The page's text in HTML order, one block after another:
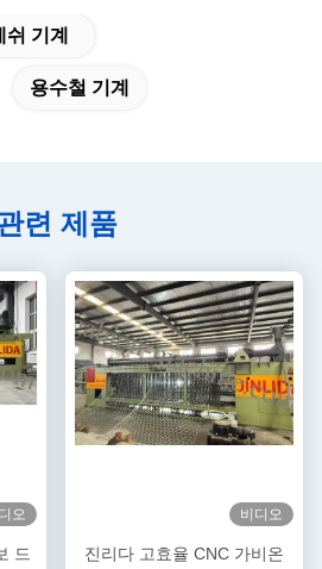
기계
용수철 기계
련 제품
오
드
비디오
진리다 고효율 CNC 가비온